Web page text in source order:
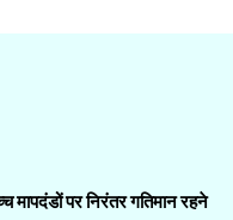
मापदंडों पर निरंतर गतिमान रहने